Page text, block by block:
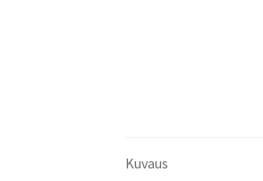
Kuvaus